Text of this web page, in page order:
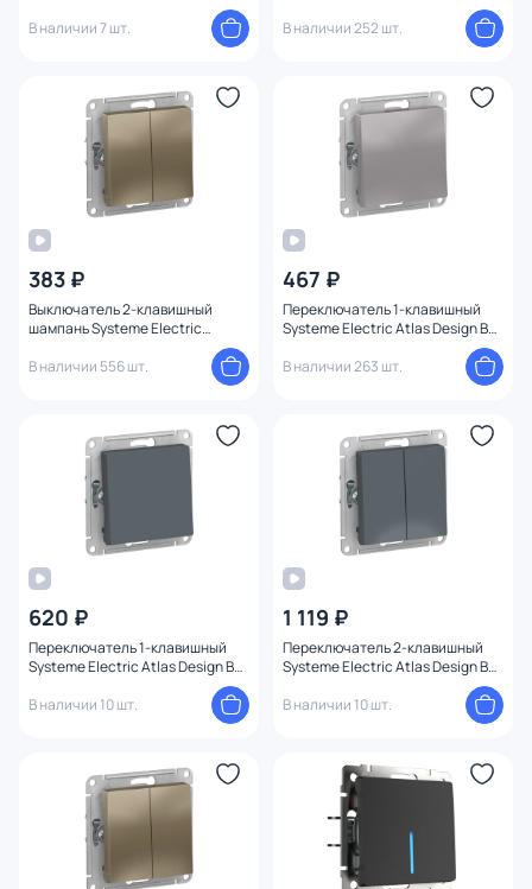
В наличии 7 шт.
В наличии 252 шт.
383 ₽
Выключатель 2-клавишный
шампань Systeme Electric
В наличии 556 шт.
467 ₽
Переключатель 1-клавишный
Systeme Electric Atlas Design BD-
В наличии 263 шт.
620 ₽
Переключатель 1-клавишный
Systeme Electric Atlas Design BD-
В наличии 10 шт.
1 119 ₽
Переключатель 2-клавишный
Systeme Electric Atlas Design BD-
В наличии 10 шт.